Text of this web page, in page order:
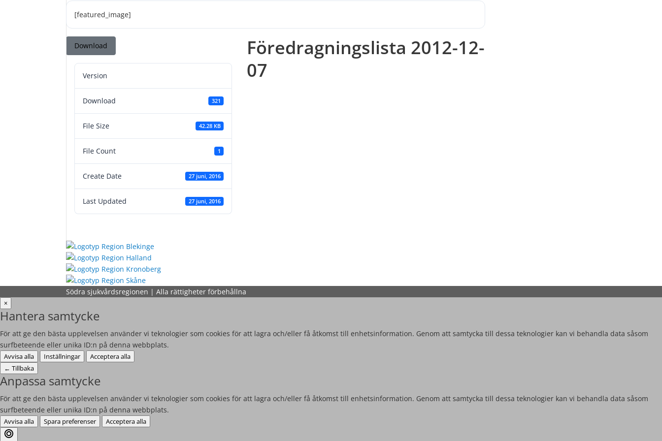
[featured_image]
Download
Version
Download 321
File Size 42.28 KB
File Count 1
Create Date 27 juni, 2016
Last Updated 27 juni, 2016
Föredragningslista 2012-12-
07
Södra sjukvårdsregionen | Alla rättigheter förbehållna
×
Hantera samtycke
För att ge den bästa upplevelsen använder vi teknologier som cookies för att lagra och/eller få åtkomst till enhetsinformation. Genom att samtycka till dessa teknologier kan vi behandla data såsom
surfbeteende eller unika ID:n på denna webbplats.
Avvisa alla Inställningar
Acceptera alla
← Tillbaka
Anpassa samtycke
För att ge den bästa upplevelsen använder vi teknologier som cookies för att lagra och/eller få åtkomst till enhetsinformation. Genom att samtycka till dessa teknologier kan vi behandla data såsom
surfbeteende eller unika ID:n på denna webbplats.
Avvisa alla Spara preferenser Acceptera alla